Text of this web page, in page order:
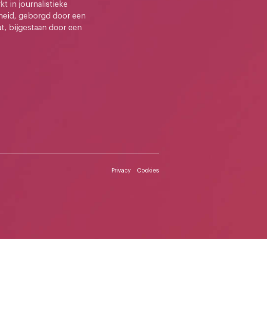
in journalistieke
geborgd door een
bijgestaan door een
Privacy Cookies